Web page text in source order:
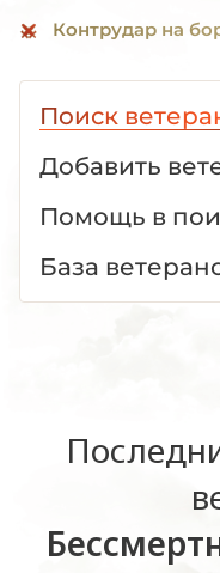
Контрудар на
Поиск
Добавить
Помощь в
База